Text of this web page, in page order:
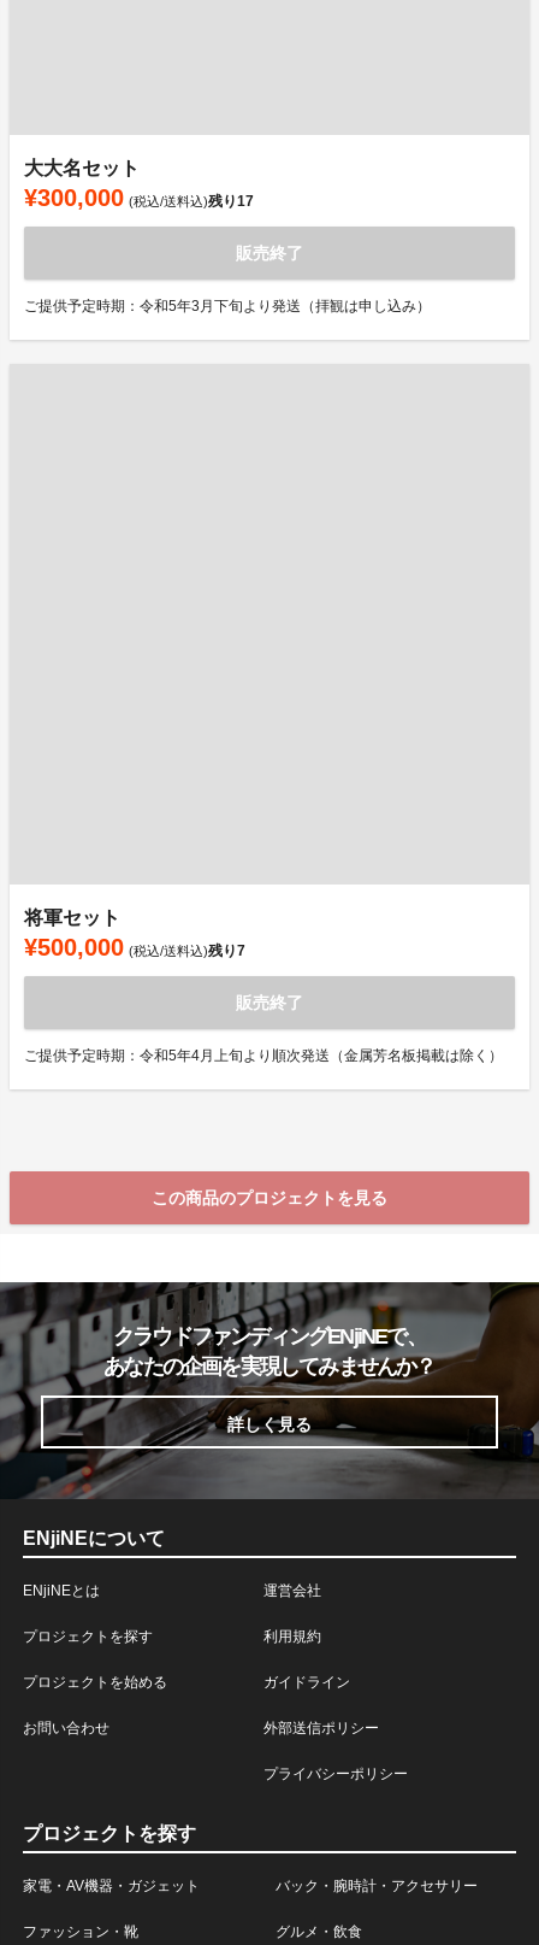
大大名セット
¥300,000 (税込/送料込)残り17
販売終了
ご提供予定時期：令和5年3月下旬より発送（拝観は申し込み）
将軍セット
¥500,000 (税込/送料込)残り7
販売終了
ご提供予定時期：令和5年4月上旬より順次発送（金属芳名板掲載は除く）
この商品のプロジェクトを見る
クラウドファンディングENjiNEで、
あなたの企画を実現してみませんか？
詳しく見る
ENjiNEについて
ENjiNEとは
プロジェクトを探す
プロジェクトを始める
お問い合わせ
運営会社
利用規約
ガイドライン
外部送信ポリシー
プライバシーポリシー
プロジェクトを探す
家電・AV機器・ガジェット バック・腕時計・アクセサリー
ファッション・靴 グルメ・飲食